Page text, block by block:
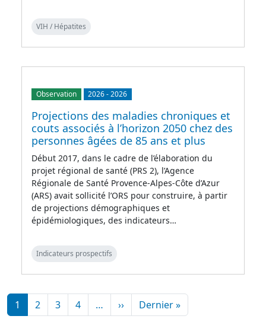
VIH / Hépatites
Observation 2026-2026
Projections des maladies chroniques et
couts associés à l’horizon 2050 chez des
personnes âgées de 85 ans et plus
Début 2017, dans le cadre de l’élaboration du
projet régional de santé (PRS 2), l’Agence
Régionale de Santé Provence-Alpes-Côte d’Azur
(ARS) avait sollicité l’ORS pour construire, à partir
de projections démographiques et
épidémiologiques, des indicateurs…
Indicateurs prospectifs
Pagination
1 2 3 4 … ››Page suivante
Dernier »Dernière page